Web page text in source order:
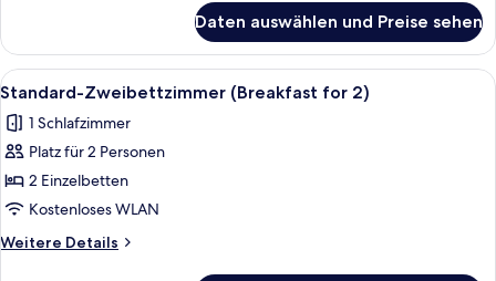
Doppelzimmer
(Breakfast
for
Daten auswählen und Preise sehen
Alle
Fotos
für
Standard-
Zweibettzimmer
(Breakfast
for
2)
Hochwertige Bettwaren,
2
Standard-Zweibettzimmer (Breakfast for 2)
1 Schlafzimmer
Platz für 2 Personen
2 Einzelbetten
Kostenloses WLAN
Weitere Details
Weitere